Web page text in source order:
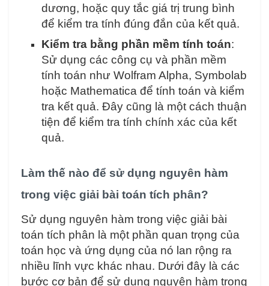
dương, hoặc quy tắc giá trị trung bình
để kiểm tra tính đúng đắn của kết quả.
Kiểm tra bằng phần mềm tính toán:
Sử dụng các công cụ và phần mềm
tính toán như Wolfram Alpha, Symbolab
hoặc Mathematica để tính toán và kiểm
tra kết quả. Đây cũng là một cách thuận
tiện để kiểm tra tính chính xác của kết
quả.
Làm thế nào để sử dụng nguyên hàm
trong việc giải bài toán tích phân?
Sử dụng nguyên hàm trong việc giải bài
toán tích phân là một phần quan trọng của
toán học và ứng dụng của nó lan rộng ra
nhiều lĩnh vực khác nhau. Dưới đây là các
bước cơ bản để sử dụng nguyên hàm trong